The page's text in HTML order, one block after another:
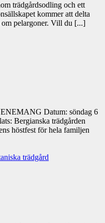
trädgårdsodling och ett
kommer att delta
pelargoner. Vill du [...]
Datum: söndag 6
Bergianska trädgården
höstfest för hela familjen
trädgård